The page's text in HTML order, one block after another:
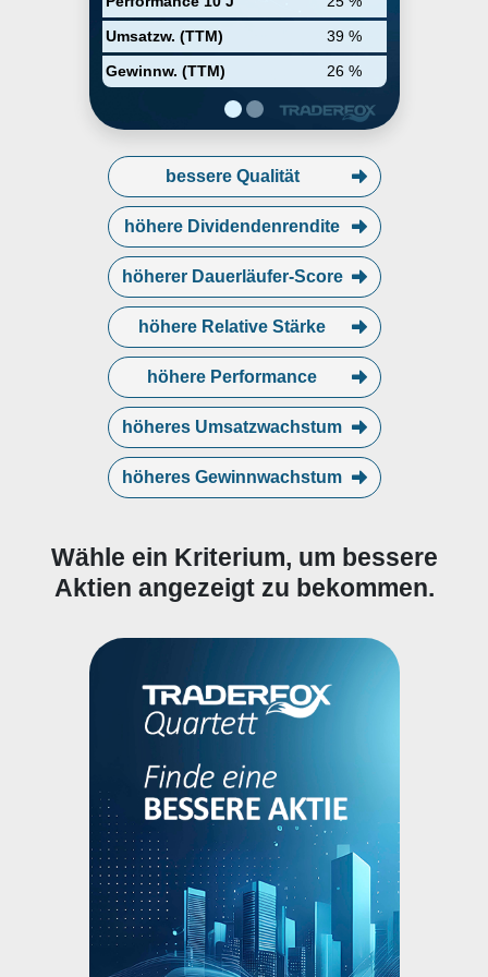
Umsatzw. (TTM)
39 %
Gewinnw. (TTM)
26 %
investment in secondary markets,
alternative asset class strategies,
private equity, real estate,
infrastructure, and credit. The
company was founded by Michael
J. Arougheti, David B. Kaplan,
John H. Kissick, Antony P. Ressler,
and is headquartered in Los
Angeles, CA.
bessere Qualität
höhere Dividendenrendite
höherer Dauerläufer-Score
höhere Relative Stärke
höhere Performance
höheres Umsatzwachstum
höheres Gewinnwachstum
Wähle ein Kriterium, um bessere
Aktien angezeigt zu bekommen.